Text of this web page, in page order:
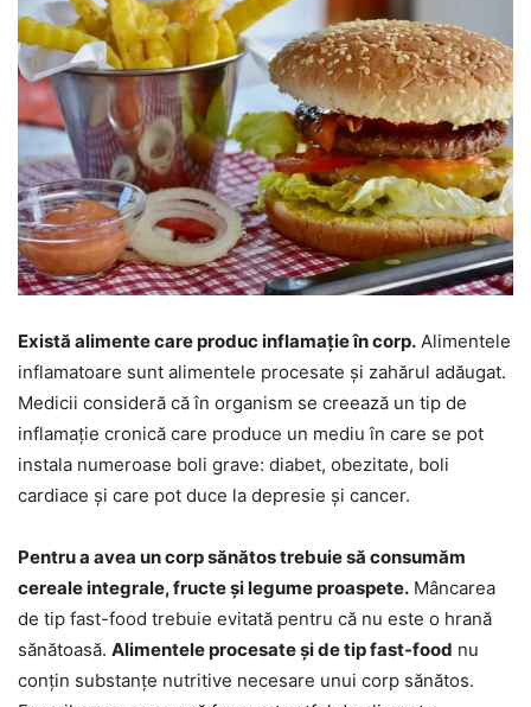
Există alimente care produc inflamație în corp. Alimentele
inflamatoare sunt alimentele procesate și zahărul adăugat.
Medicii consideră că în organism se creează un tip de
inflamație cronică care produce un mediu în care se pot
instala numeroase boli grave: diabet, obezitate, boli
cardiace și care pot duce la depresie și cancer.
Pentru a avea un corp sănătos trebuie să consumăm
cereale integrale, fructe și legume proaspete. Mâncarea
de tip fast-food trebuie evitată pentru că nu este o hrană
sănătoasă. Alimentele procesate și de tip fast-food nu
conțin substanțe nutritive necesare unui corp sănătos.